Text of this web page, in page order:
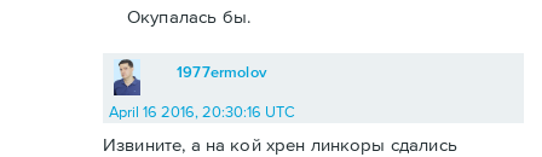
Окупалась бы.
1977ermolov
April 16 2016, 20:30:16 UTC
Извините, а на кой хрен линкоры сдались